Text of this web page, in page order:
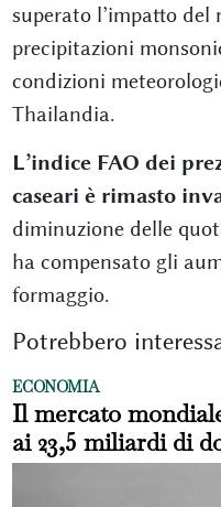
superato l’impatto
precipitazioni
condizioni
Thailandia.
L’indice FAO dei
caseari è rimasto
diminuzione delle
ha compensato gli
formaggio.
Potrebbero
ECONOMIA
Il mercato
ai 23,5 miliardi di